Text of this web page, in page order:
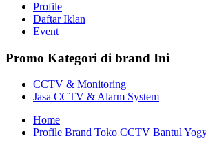
Profile
Daftar Iklan
Event
Promo Kategori di brand Ini
CCTV & Monitoring
Jasa CCTV & Alarm System
Home
Profile Brand Toko CCTV Bantul